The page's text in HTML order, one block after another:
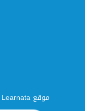
موقع Learnata